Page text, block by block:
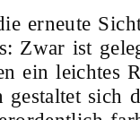
erneute
Zwar ist
ein leichtes
gestaltet sich